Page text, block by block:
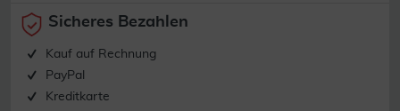
Sicheres Bezahlen
Kauf auf Rechnung
PayPal
Kreditkarte